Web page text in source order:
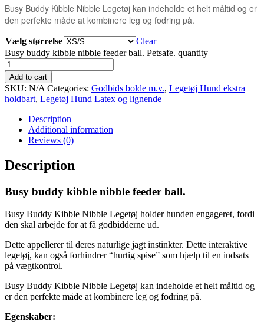
Busy Buddy Kibble Nibble Legetøj kan indeholde et helt måltid og er
den perfekte måde at kombinere leg og fodring på.
Vælg størrelse
Clear
Busy buddy kibble nibble feeder ball. Petsafe. quantity
Add to cart
SKU: N/A Categories: Godbids bolde m.v., Legetøj Hund ekstra
holdbart, Legetøj Hund Latex og lignende
Description
Additional information
Reviews (0)
Description
Busy buddy kibble nibble feeder ball.
Busy Buddy Kibble Nibble Legetøj holder hunden engageret, fordi
den skal arbejde for at få godbidderne ud.
Dette appellerer til deres naturlige jagt instinkter. Dette interaktive
legetøj, kan også forhindrer “hurtig spise” som hjælp til en indsats
på vægtkontrol.
Busy Buddy Kibble Nibble Legetøj kan indeholde et helt måltid og
er den perfekte måde at kombinere leg og fodring på.
Egenskaber: